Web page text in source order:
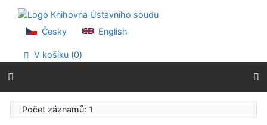
Přejít na menu
Prohlášení o webové přístupnosti
Česky English
V košíku (0)
Počet záznamů: 1